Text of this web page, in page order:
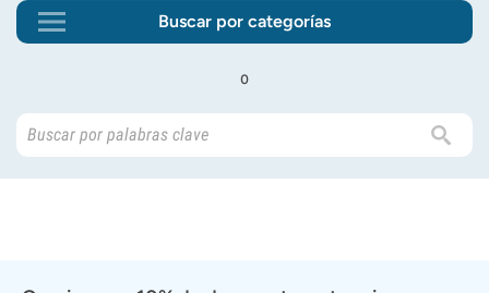
Buscar por categorías
o